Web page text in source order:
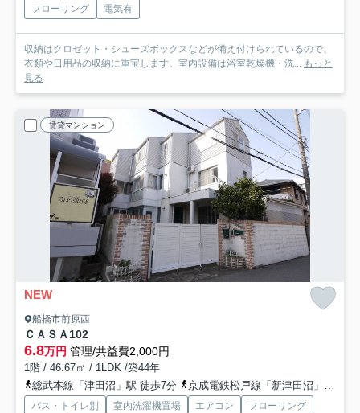
フローリング 電気有
収納はクロゼット・シューズボックスなどが備え付けられているので、
衣類や日用品の収納に重宝します。室内設備は浴室乾燥機・洗... もっと
見る
賃貸マンション
NEW
船橋市前原西
ＣＡＳＡ102
6.8万円 管理/共益費2,000円
1階 / 46.67㎡ / 1LDK /築44年
総武本線「津田沼」駅 徒歩7分
京成電鉄松戸線「新津田沼」駅 徒歩5分
バス・トイレ別 室内洗濯機置場 エアコン
フローリング